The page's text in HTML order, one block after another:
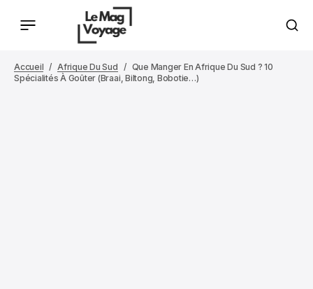
Accueil Afrique Du Sud
Que Manger En Afrique Du Sud ? 10
Spécialités À Goûter (braai, Biltong, Bobotie…)